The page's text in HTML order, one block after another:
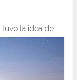
, tuvo la idea de